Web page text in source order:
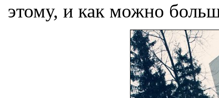
этому, и как можно